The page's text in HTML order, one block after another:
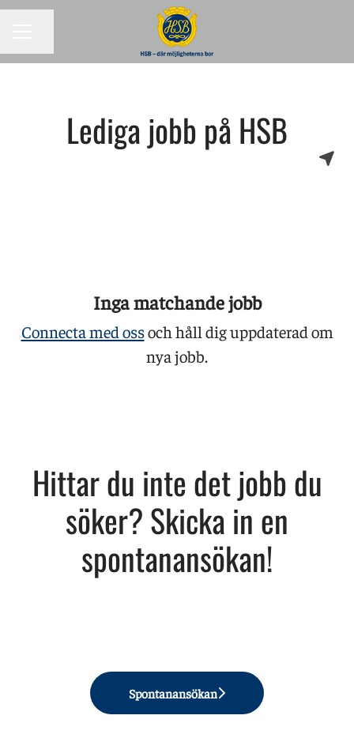
Lediga jobb på HSB
Inga matchande jobb
Connecta med ossoch håll dig uppdaterad om
nya jobb.
Hittar du inte det jobb du
söker? Skicka in en
spontanansökan!
Spontanansökan